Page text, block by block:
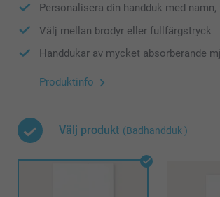
Personalisera din handduk med
Välj mellan brodyr eller fullfärgstryck
Handdukar av mycket absorberande
Produktinfo
Välj produkt (Badhandduk )